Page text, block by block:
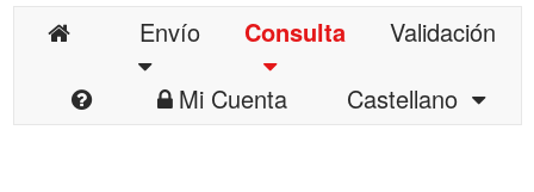
Envío Consulta
Validación
Mi Cuenta
Castellano